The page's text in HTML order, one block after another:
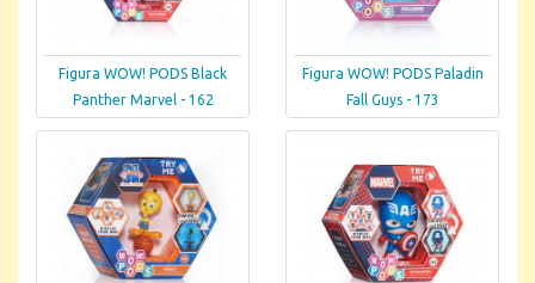
Figura WOW! PODS Black
Panther Marvel - 162
Figura WOW! PODS Paladin
Fall Guys - 173